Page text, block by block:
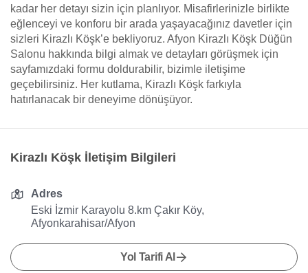
kadar her detayı sizin için planlıyor. Misafirlerinizle birlikte
eğlenceyi ve konforu bir arada yaşayacağınız davetler için
sizleri Kirazlı Köşk’e bekliyoruz. Afyon Kirazlı Köşk Düğün
Salonu hakkında bilgi almak ve detayları görüşmek için
sayfamızdaki formu doldurabilir, bizimle iletişime
geçebilirsiniz. Her kutlama, Kirazlı Köşk farkıyla
hatırlanacak bir deneyime dönüşüyor.
Kirazlı Köşk İletişim Bilgileri
Adres
Eski İzmir Karayolu 8.km Çakır Köy,
Afyonkarahisar/Afyon
Yol Tarifi Al